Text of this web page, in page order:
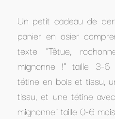
Un petit cadeau de
panier en osier
texte "Têtue,
mignonne !" taille 3-
tétine en bois et tissu,
tissu, et une tétine
mignonne" taille 0-6